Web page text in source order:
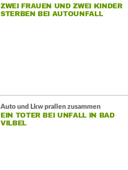
ZWEI FRAUEN UND ZWEI KINDER
STERBEN BEI AUTOUNFALL
Auto und Lkw prallen zusammen
EIN TOTER BEI UNFALL IN BAD
VILBEL